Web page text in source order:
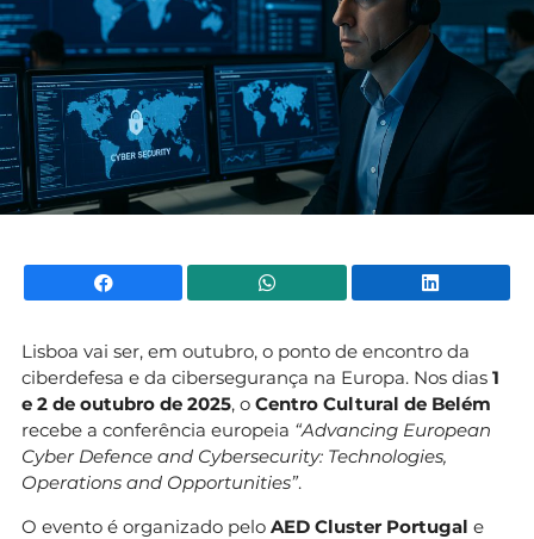
Facebook WhatsApp
Lisboa vai ser, em outubro, o ponto de encontro da
ciberdefesa e da cibersegurança na Europa. Nos dias 1
e 2 de outubro de 2025, o Centro Cultural de Belém
recebe a conferência europeia “Advancing European
Cyber Defence and Cybersecurity: Technologies,
Operations and Opportunities”.
O evento é organizado pelo AED Cluster Portugal e